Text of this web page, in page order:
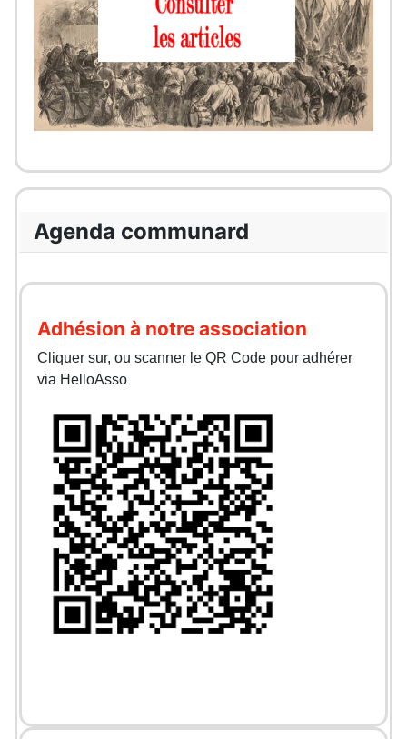
Agenda communard
Adhésion à notre association
Cliquer sur, ou scanner le QR Code pour adhérer
via HelloAsso